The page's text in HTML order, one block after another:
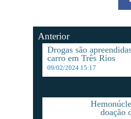
Anterior
Drogas são
carro em Três Rios
09/02/2024 15:17
doação